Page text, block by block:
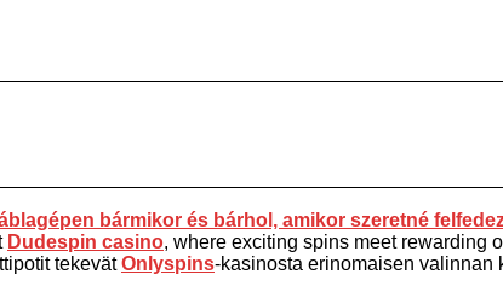
bármikor és bárhol, amikor szeretné
Dudespin casino, where exciting spins meet rewarding
tekevätOnlyspins-kasinosta erinomaisen valinnan